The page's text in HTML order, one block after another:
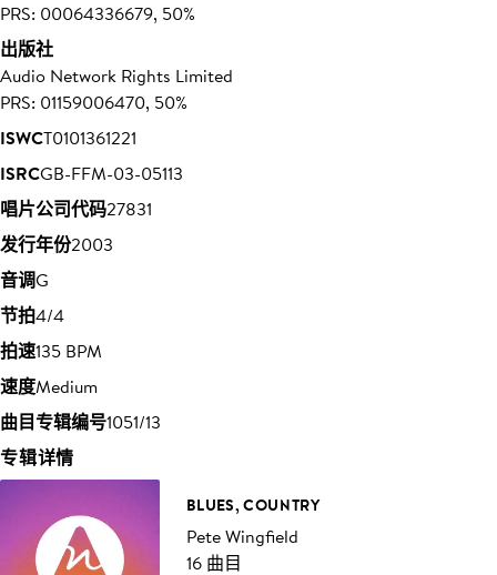
PRS: 00064336679, 50%
出版社
Audio Network Rights Limited
PRS: 01159006470, 50%
ISWCT0101361221
ISRCGB-FFM-03-05113
唱片公司代码27831
发行年份2003
音调G
节拍4/4
拍速135 BPM
速度Medium
曲目专辑编号1051/13
专辑详情
BLUES, COUNTRY
Pete Wingfield
16 曲目